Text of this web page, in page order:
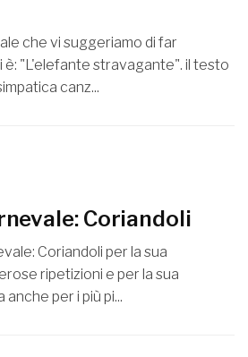
che vi suggeriamo di far
è: "L'elefante stravagante". il testo
canz...
Coriandoli
Coriandoli per la sua
ripetizioni e per la sua
per i più pi...